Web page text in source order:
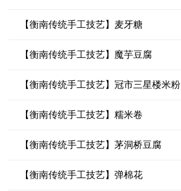
【衡南传统手工技艺】麦牙糖
【衡南传统手工技艺】魔芋豆腐
【衡南传统手工技艺】冠市三星楼米粉
【衡南传统手工技艺】糯米卷
【衡南传统手工技艺】茅洞桥豆腐
【衡南传统手工技艺】弹棉花